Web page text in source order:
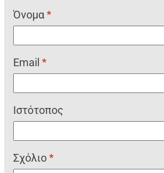
Όνομα*
Email*
Ιστότοπος
Σχόλιο*